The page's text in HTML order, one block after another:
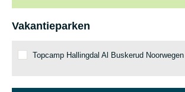
Vakantieparken
Topcamp Hallingdal Al Buskerud Noorwegen